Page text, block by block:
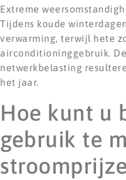
Extreme
Tijdens koude
verwarming, terwijl hete
airconditioninggebruik.
netwerkbelasting
het jaar.
Hoe kunt u
gebruik te